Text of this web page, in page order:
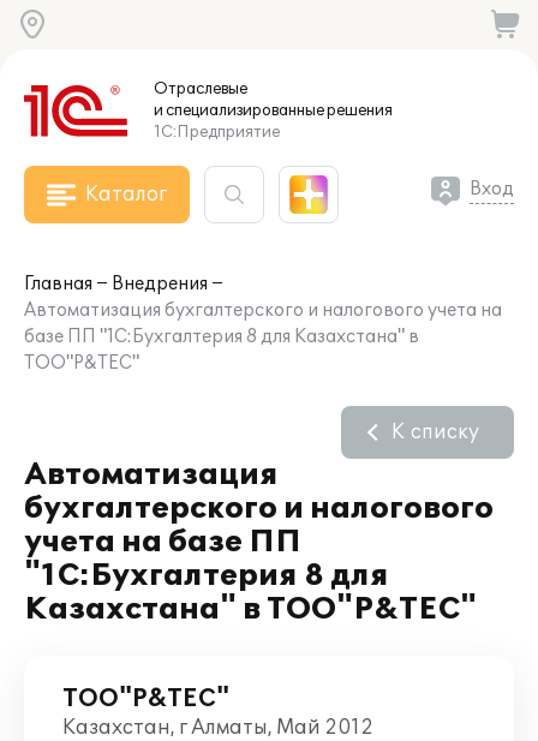
Отраслевые
и специализированныерешения
1С:Предприятие
Каталог Вход
Главная
Внедрения
Автоматизация бухгалтерского и налогового учета на
базе ПП "1С:Бухгалтерия 8 для Казахстана" в
ТОО"P&TEC"
Автоматизация
бухгалтерского и налогового
учета на базе ПП
"1С:Бухгалтерия 8 для
Казахстана" в ТОО"P&TEC"
К списку
ТОО"P&TEC"
Казахстан, г Алматы, Май 2012